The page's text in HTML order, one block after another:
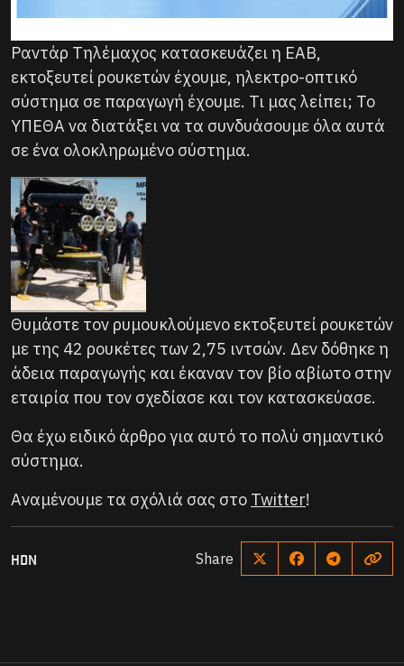
Ραντάρ Τηλέμαχος κατασκευάζει η ΕΑΒ,
εκτοξευτεί ρουκετών έχουμε, ηλεκτρο-οπτικό
σύστημα σε παραγωγή έχουμε. Τι μας λείπει; Το
ΥΠΕΘΑ να διατάξει να τα συνδυάσουμε όλα αυτά
σε ένα ολοκληρωμένο σύστημα.
Θυμάστε τον ρυμουκλούμενο εκτοξευτεί ρουκετών
με της 42 ρουκέτες των 2,75 ιντσών. Δεν δόθηκε η
άδεια παραγωγής και έκαναν τον βίο αβίωτο στην
εταιρία που τον σχεδίασε και τον κατασκεύασε.
Θα έχω ειδικό άρθρο για αυτό το πολύ σημαντικό
σύστημα.
Αναμένουμε τα σχόλιά σας στο Twitter!
HDN Share